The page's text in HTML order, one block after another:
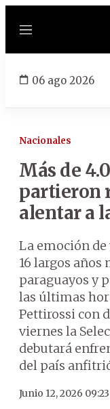
Menú
06 ago 2026
Nacionales
Más de
partieron
alentar a
La emoción
16 largos años
paraguayos y
las últimas
Pettirossi con
viernes la
debutará
del país
Junio 12, 2026 09:23